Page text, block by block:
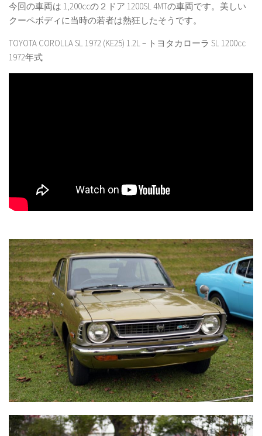
今回の車両は 1,200ccの２ドア 1200SL 4MTの車両です。美しい
クーペボディに当時の若者は熱狂したそうです。
TOYOTA COROLLA SL 1972 (KE25) 1.2L – トヨタカローラ SL 1200cc
1972年式